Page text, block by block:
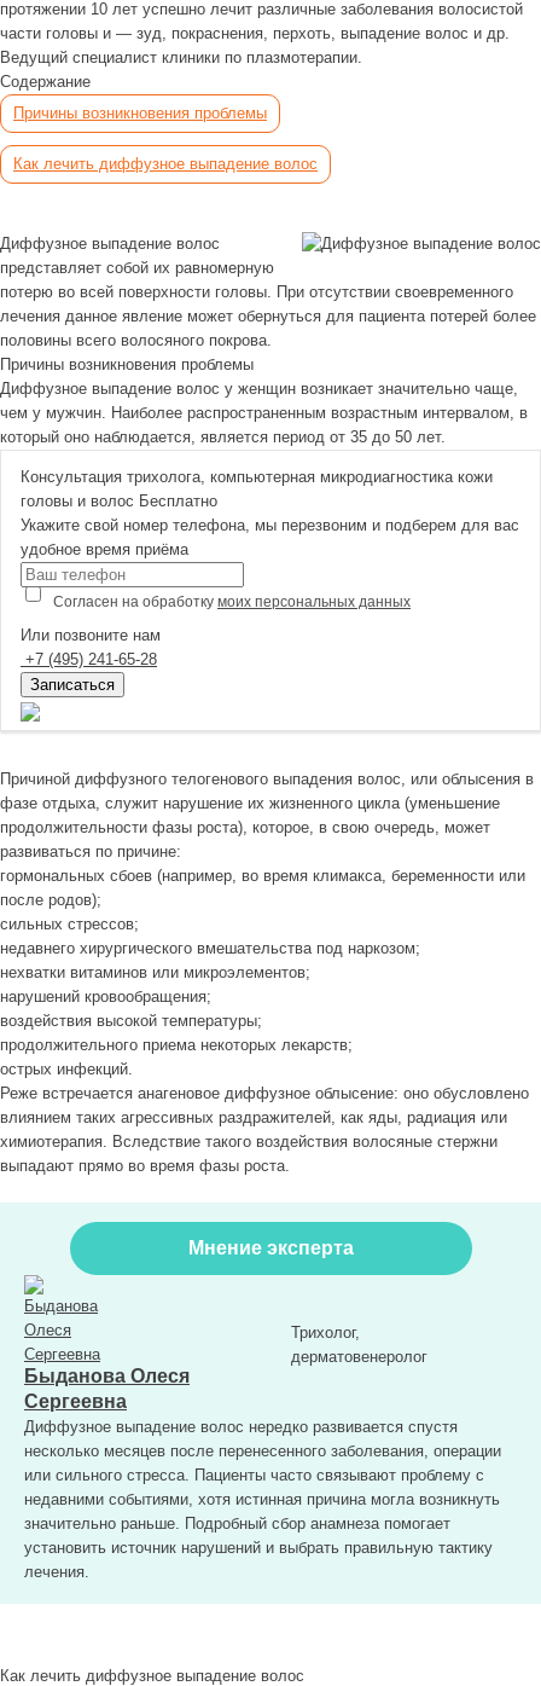
протяжении 10 лет успешно лечит различные заболевания волосистой
части головы и — зуд, покраснения, перхоть, выпадение волос и др.
Ведущий специалист клиники по плазмотерапии.
Содержание
Причины возникновения проблемы
Как лечить диффузное выпадение волос
Диффузное выпадение волос
представляет собой их равномерную
потерю во всей поверхности головы. При отсутствии своевременного
лечения данное явление может обернуться для пациента потерей более
половины всего волосяного покрова.
Причины возникновения проблемы
Диффузное выпадение волос у женщин возникает значительно чаще,
чем у мужчин. Наиболее распространенным возрастным интервалом, в
который оно наблюдается, является период от 35 до 50 лет.
Консультация трихолога, компьютерная микродиагностика кожи
головы и волос Бесплатно
Укажите свой номер телефона, мы перезвоним и подберем для вас
удобное время приёма
Согласен на обработку моих персональных данных
Или позвоните нам
+7 (495) 241-65-28
Записаться
Причиной диффузного телогенового выпадения волос, или облысения в
фазе отдыха, служит нарушение их жизненного цикла (уменьшение
продолжительности фазы роста), которое, в свою очередь, может
развиваться по причине:
гормональных сбоев (например, во время климакса, беременности или
после родов);
сильных стрессов;
недавнего хирургического вмешательства под наркозом;
нехватки витаминов или микроэлементов;
нарушений кровообращения;
воздействия высокой температуры;
продолжительного приема некоторых лекарств;
острых инфекций.
Реже встречается анагеновое диффузное облысение: оно обусловлено
влиянием таких агрессивных раздражителей, как яды, радиация или
химиотерапия. Вследствие такого воздействия волосяные стержни
выпадают прямо во время фазы роста.
Мнение эксперта
Быданова Олеся
Сергеевна
Трихолог,
дерматовенеролог
Диффузное выпадение волос нередко развивается спустя
несколько месяцев после перенесенного заболевания, операции
или сильного стресса. Пациенты часто связывают проблему с
недавними событиями, хотя истинная причина могла возникнуть
значительно раньше. Подробный сбор анамнеза помогает
установить источник нарушений и выбрать правильную тактику
лечения.
Как лечить диффузное выпадение волос